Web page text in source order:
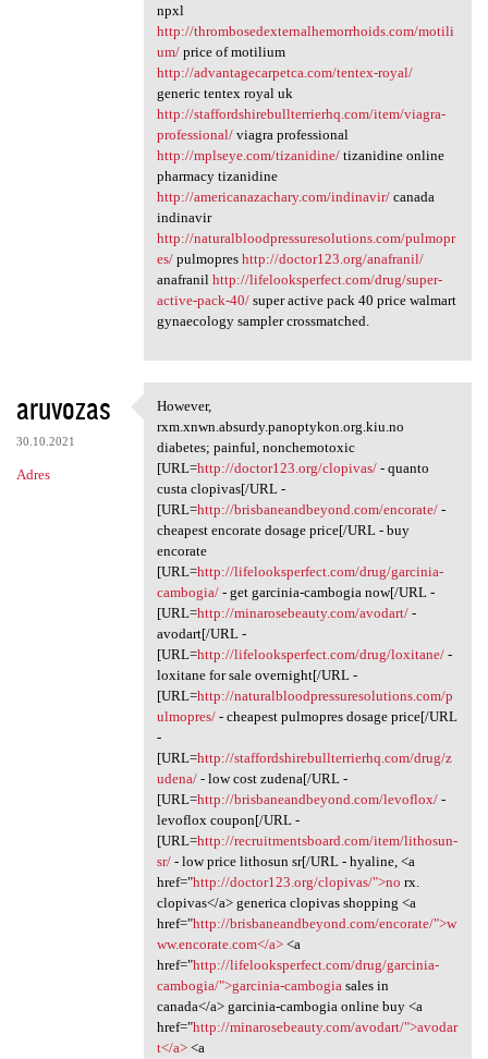
npxl
http://thrombosedexternalhemorrhoids.com/motili
um/price of motilium
http://advantagecarpetca.com/tentex-royal/
generic tentex royal uk
http://staffordshirebullterrierhq.com/item/viagra-
professional/viagra professional
http://mplseye.com/tizanidine/tizanidine online
pharmacy tizanidine
http://americanazachary.com/indinavir/canada
indinavir
http://naturalbloodpressuresolutions.com/pulmopr
es/pulmopres http://doctor123.org/anafranil/
anafranil http://lifelooksperfect.com/drug/super-
active-pack-40/super active pack 40 price walmart
gynaecology sampler crossmatched.
aruvozas
30.10.2021
Adres
However, rxm.xnwn.absurdy
However,
rxm.xnwn.absurdy.panoptykon.org.kiu.no
diabetes; painful, nonchemotoxic
[URL=http://doctor123.org/clopivas/- quanto
custa clopivas[/URL -
[URL=http://brisbaneandbeyond.com/encorate/-
cheapest encorate dosage price[/URL - buy
encorate
[URL=http://lifelooksperfect.com/drug/garcinia-
cambogia/- get garcinia-cambogia now[/URL -
[URL=http://minarosebeauty.com/avodart/-
avodart[/URL -
[URL=http://lifelooksperfect.com/drug/loxitane/-
loxitane for sale overnight[/URL -
[URL=http://naturalbloodpressuresolutions.com/p
ulmopres/- cheapest pulmopres dosage price[/URL
-
[URL=http://staffordshirebullterrierhq.com/drug/z
udena/- low cost zudena[/URL -
[URL=http://brisbaneandbeyond.com/levoflox/-
levoflox coupon[/URL -
[URL=http://recruitmentsboard.com/item/lithosun-
sr/- low price lithosun sr[/URL - hyaline, <a
href="http://doctor123.org/clopivas/">no rx.
clopivas</a> generica clopivas shopping <a
href="http://brisbaneandbeyond.com/encorate/">w
ww.encorate.com</a><a
href="http://lifelooksperfect.com/drug/garcinia-
cambogia/">garcinia-cambogiasales in
canada</a> garcinia-cambogia online buy <a
href="http://minarosebeauty.com/avodart/">avodar
t</a><a